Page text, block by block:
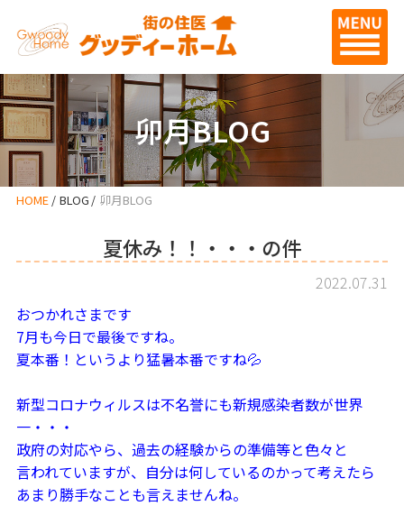
卯月BLOG
HOME BLOG 卯月BLOG
夏休み！！・・・の件
2022.07.31
おつかれさまです
7月も今日で最後ですね。
夏本番！というより猛暑本番ですね💦
新型コロナウィルスは不名誉にも新規感染者数が世界
一・・・
政府の対応やら、過去の経験からの準備等と色々と
言われていますが、自分は何しているのかって考えたら
あまり勝手なことも言えませんね。